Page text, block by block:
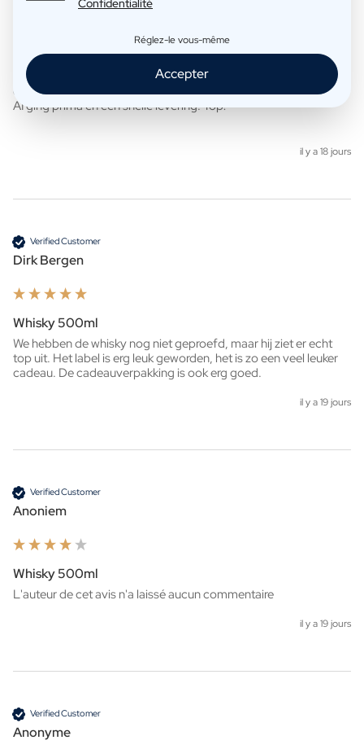
Olive Oil 500ml
Ondanks de slechte recensies die ik, nadat ik besteld had
overigens, op internet zag, verliep alles keurig. Het maken met
AI ging prima en een snelle levering. Top!
il y a 18 jours
Verified Customer
Dirk Bergen
Whisky 500ml
We hebben de whisky nog niet geproefd, maar hij ziet er echt
top uit. Het label is erg leuk geworden, het is zo een veel leuker
cadeau. De cadeauverpakking is ook erg goed.
il y a 19 jours
Verified Customer
Anoniem
Whisky 500ml
L'auteur de cet avis n'a laissé aucun commentaire
il y a 19 jours
Verified Customer
Anonyme
Confidentialité
Réglez-le vous-même
Accepter